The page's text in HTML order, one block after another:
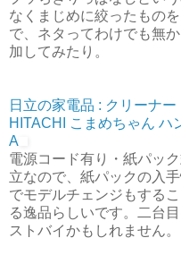
なくまじめに絞ったもの
で、ネタってわけでも無
加してみたり。
日立の家電品 : クリーナ
HITACHI こまめちゃん ハ
A
電源コード有り・紙パッ
立なので、紙パックの入
でモデルチェンジもする
る逸品らしいです。二台
ストバイかもしれません。